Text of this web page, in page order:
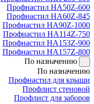
Профнастил НА50Z-600
Профнастил НА60Z-845
Профнастил НА90Z-1000
Профнастил НА114Z-750
Профнастил НА153Z-900
Профнастил НА157Z-800
По назначению
По назначению
Профнастил для крыши
Профлист стеновой
Профлист для заборов